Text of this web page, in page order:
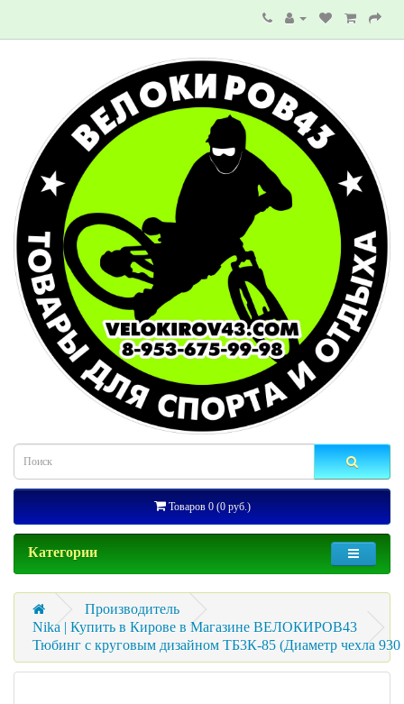
Товаров 0 (0 руб.)
Категории
Производитель
Nika | Купить в Кирове в Магазине ВЕЛОКИРОВ43
Тюбинг с круговым дизайном ТБ3К-85 (Диаметр чехла